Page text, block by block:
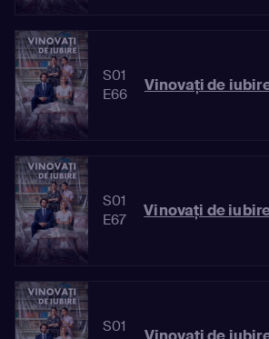
S01
E66
Vinovaţi de
S01
E67
Vinovaţi de
S01